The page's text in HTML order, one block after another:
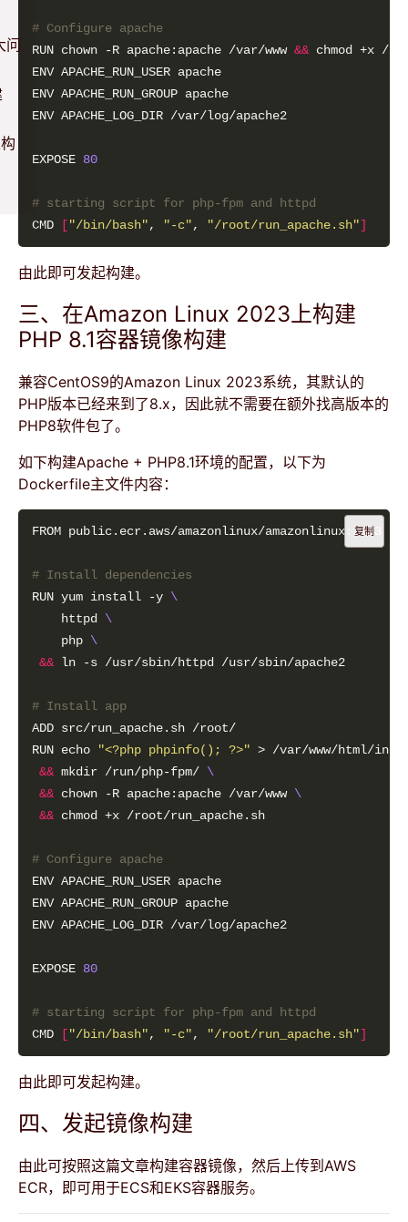
问
# Configure apache
RUN chown -R apache:apache /var/www &&
EXPOSE 80
# starting script for php-fpm and httpd
CMD
["/bin/bash", "-c", "/root/run_apache.sh"]
由此即可发起构建。
三、在Amazon Linux 2023上构建
PHP 8.1容器镜像构建
兼容CentOS9的Amazon Linux 2023系统，其默认的
PHP版本已经来到了8.x，因此就不需要在额外找高版本的
PHP8软件包了。
如下构建Apache + PHP8.1环境的配置，以下为
Dockerfile主文件内容：
# Install dependencies
RUN yum install -y
    httpd
    php
&&
# Install app
RUN echo
"<?php phpinfo(); ?>" > /var/www/html/
&& mkdir /run/php-fpm/
&& chown -R apache:apache /var/www
&&
# Configure apache
EXPOSE 80
# starting script for php-fpm and httpd
CMD
["/bin/bash", "-c", "/root/run_apache.sh"]
复制
由此即可发起构建。
四、发起镜像构建
由此可按照这篇文章构建容器镜像，然后上传到AWS
ECR，即可用于ECS和EKS容器服务。